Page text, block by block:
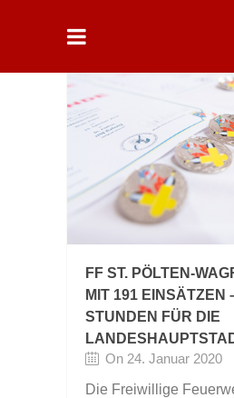
FF ST. PÖLTEN-
MIT 191 EINSÄTZEN
STUNDEN FÜR DIE
On 24. Januar 2020
Die Freiwillige